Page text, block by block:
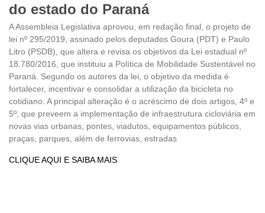
do estado do Paraná
A Assembleia Legislativa aprovou, em redação final, o projeto de
lei nº 295/2019, assinado pelos deputados Goura (PDT) e Paulo
Litro (PSDB), que altera e revisa os objetivos da Lei estadual nº
18.780/2016, que instituiu a Política de Mobilidade Sustentável no
Paraná. Segundo os autores da lei, o objetivo da medida é
fortalecer, incentivar e consolidar a utilização da bicicleta no
cotidiano. A principal alteração é o acréscimo de dois artigos, 4º e
5º, que preveem a implementação de infraestrutura cicloviária em
novas vias urbanas, pontes, viadutos, equipamentos públicos,
praças, parques, além de ferrovias, estradas
CLIQUE AQUI E SAIBA MAIS